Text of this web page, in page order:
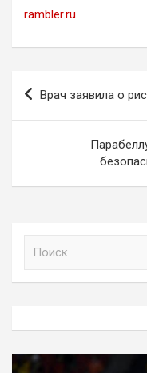
rambler.ru
Навигация
Врач заявила о